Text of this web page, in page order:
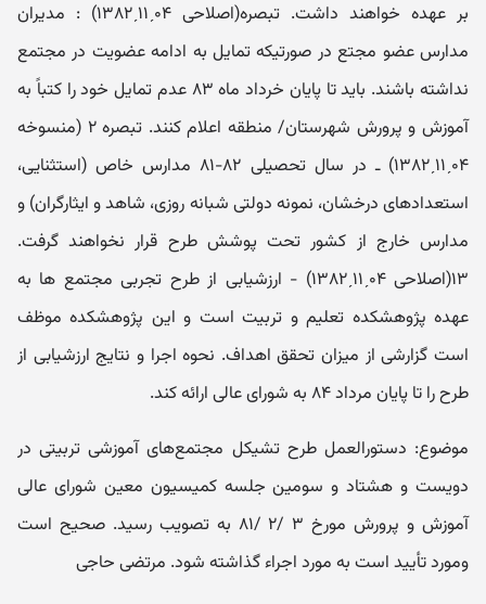
بر عهده خواهند داشت. تبصره(اصلاحی ۰۴ˏ۱۱ˏ۱۳۸۲) : مدیران
مدارس عضو مجتع در صورتیکه تمایل به ادامه عضویت در مجتمع
نداشته باشند. باید تا پایان خرداد ماه ۸۳ عدم تمایل خود را کتباً به
آموزش و پرورش شهرستان/ منطقه اعلام کنند. تبصره ۲ (منسوخه
۰۴ˏ۱۱ˏ۱۳۸۲) ـ در سال تحصیلی ۸۲-۸۱ مدارس خاص (استثنایی،
استعدادهای درخشان، نمونه دولتی شبانه روزی، شاهد و ایثارگران) و
مدارس خارج از کشور تحت پوشش طرح قرار نخواهند گرفت.
۱۳(اصلاحی ۰۴ˏ۱۱ˏ۱۳۸۲) - ارزشیابی از طرح تجربی مجتمع ها به
عهده پژوهشکده تعلیم و تربیت است و این پژوهشکده موظف
است گزارشی از میزان تحقق اهداف. نحوه اجرا و نتایج ارزشیابی از
طرح را تا پایان مرداد ۸۴ به شورای عالی ارائه کند.
موضوع: دستورالعمل طرح تشیکل مجتمع‌های آموزشی تربیتی در
دویست و هشتاد و سومین جلسه کمیسیون معین شورای عالی
آموزش و پرورش مورخ ۳ /۲ /۸۱ به تصویب رسید. صحیح است
ومورد تأیید است به مورد اجراء گذاشته شود. مرتضی حاجی